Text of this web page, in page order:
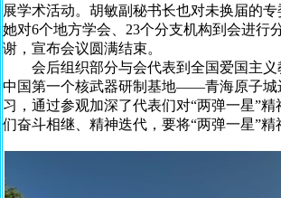
展学术活动。胡敏副秘书长也对未换届的专
她对6个地方学会、23个分支机构到会进行
谢，宣布会议圆满结束。
会后组织部分与会代表到全国爱国主义
中国第一个核武器研制基地——青海原子城
习，通过参观加深了代表们对“两弹一星”
们奋斗相继、精神迭代，要将“两弹一星”精